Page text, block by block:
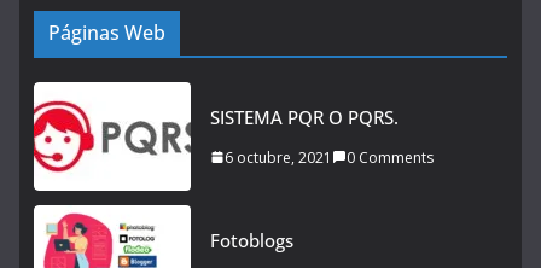
Páginas Web
SISTEMA PQR O PQRS.
6 octubre, 2021 0 Comments
Fotoblogs